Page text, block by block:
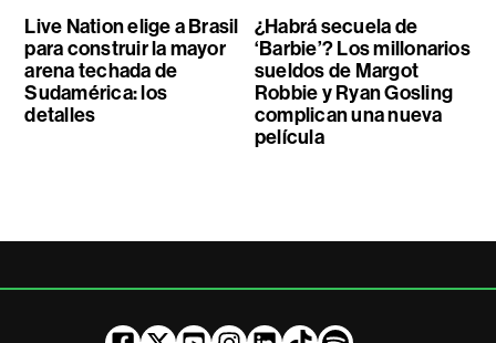
Live Nation elige a Brasil
para construir la mayor
arena techada de
Sudamérica: los
detalles
¿Habrá secuela de
‘Barbie’? Los millonarios
sueldos de Margot
Robbie y Ryan Gosling
complican una nueva
película